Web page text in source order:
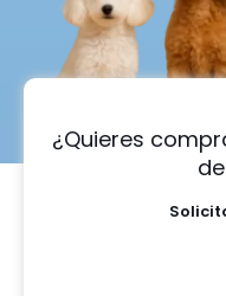
¿Quieres